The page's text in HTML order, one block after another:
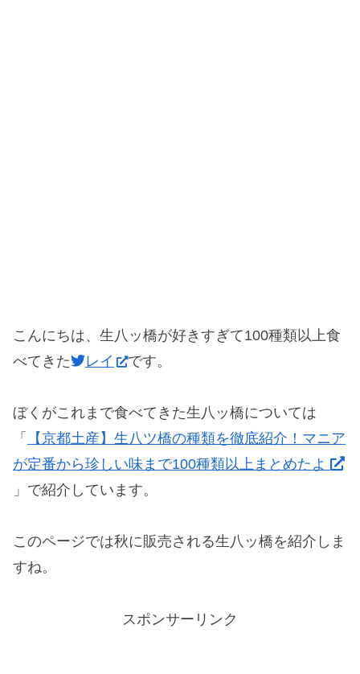
こんにちは、生八ッ橋が好きすぎて100種類以上食
べてきた
レイ です。
ぼくがこれまで食べてきた生八ッ橋については
「
【京都土産】生八ツ橋の種類を徹底紹介！マニア
が定番から珍しい味まで100種類以上まとめたよ
」で紹介しています。
このページでは秋に販売される生八ッ橋を紹介しま
すね。
スポンサーリンク